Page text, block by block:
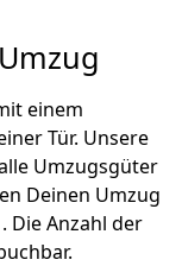
einem
Tür. Unsere
Umzugsgüter
Deinen Umzug
Die Anzahl der